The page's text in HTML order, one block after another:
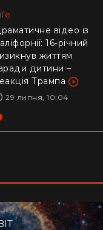
було дуже
українка
пояснила,
покинула Канаду
Азії
28 липня, 17:04
відео із
16-річний
життям
дитини –
Трампа
29 липня, 10:04